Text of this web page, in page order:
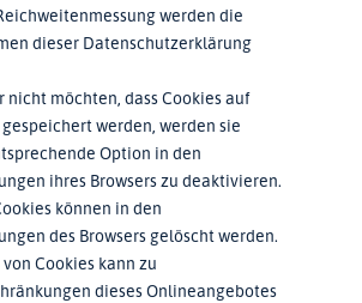
werden die
dieser Datenschutzerklärung
nicht möchten, dass Cookies auf
werden, werden sie
Option in den
ihres Browsers zu deaktivieren.
können in den
des Browsers gelöscht werden.
Cookies kann zu
dieses Onlineangebotes